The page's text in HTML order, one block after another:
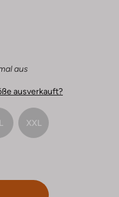
aus
ausverkauft?
XXL